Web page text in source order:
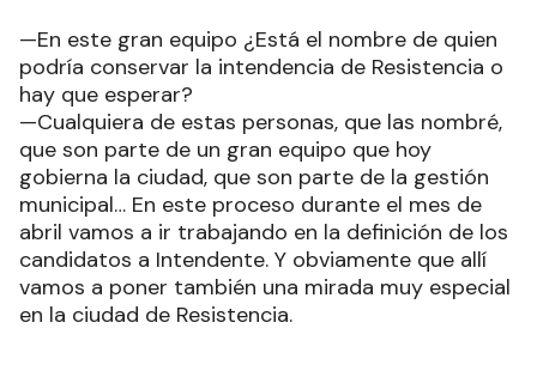
—En este gran equipo ¿Está el nombre de quien
podría conservar la intendencia de Resistencia o
hay que esperar?
—Cualquiera de estas personas, que las nombré,
que son parte de un gran equipo que hoy
gobierna la ciudad, que son parte de la gestión
municipal… En este proceso durante el mes de
abril vamos a ir trabajando en la definición de los
candidatos a Intendente. Y obviamente que allí
vamos a poner también una mirada muy especial
en la ciudad de Resistencia.